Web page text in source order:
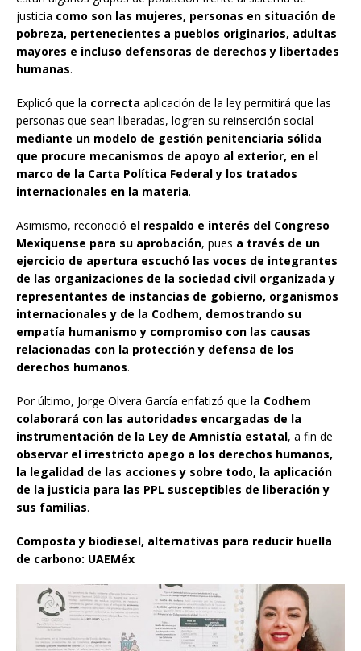
justicia como son las mujeres, personas en situación de
pobreza, pertenecientes a pueblos originarios, adultas
mayores e incluso defensoras de derechos y libertades
humanas.
Explicó que la correcta aplicación de la ley permitirá que las
personas que sean liberadas, logren su reinserción social
mediante un modelo de gestión penitenciaria sólida
que procure mecanismos de apoyo al exterior, en el
marco de la Carta Política Federal y los tratados
internacionales en la materia.
Asimismo, reconoció el respaldo e interés del Congreso
Mexiquense para su aprobación, pues a través de un
ejercicio de apertura escuchó las voces de integrantes
de las organizaciones de la sociedad civil organizada y
representantes de instancias de gobierno, organismos
internacionales y de la Codhem, demostrando su
empatía humanismo y compromiso con las causas
relacionadas con la protección y defensa de los
derechos humanos.
Por último, Jorge Olvera García enfatizó que la Codhem
colaborará con las autoridades encargadas de la
instrumentación de la Ley de Amnistía estatal, a fin de
observar el irrestricto apego a los derechos humanos,
la legalidad de las acciones y sobre todo, la aplicación
de la justicia para las PPL susceptibles de liberación y
sus familias.
Composta y biodiesel, alternativas para reducir huella
de carbono: UAEMéx